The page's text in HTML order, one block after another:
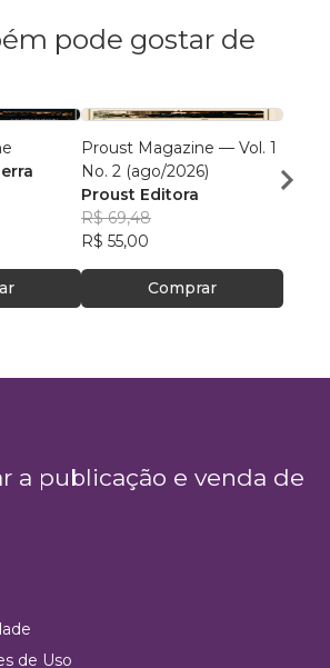
pode gostar de
Proust Magazine — Vol. 1
No. 2 (ago/2026)
Proust Editora
R$ 69,48
R$ 55,00
Comprar
a publicação e venda de
de Uso